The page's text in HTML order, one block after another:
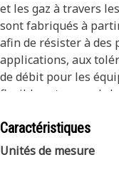
et les gaz à travers
sont fabriqués à
afin de résister à des
applications, aux
de débit pour les
flexibles et raccords
processus de test
combinaison de
tant que système afin
Caractéristiques
Unités de mesure